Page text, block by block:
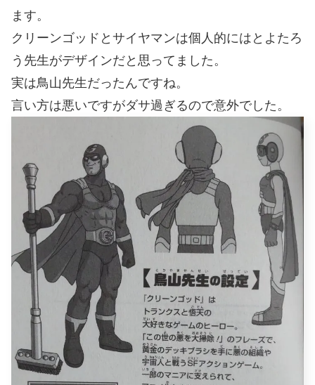
ます。
クリーンゴッドとサイヤマンは個人的にはとよたろ
う先生がデザインだと思ってました。
実は鳥山先生だったんですね。
言い方は悪いですがダサ過ぎるので意外でした。